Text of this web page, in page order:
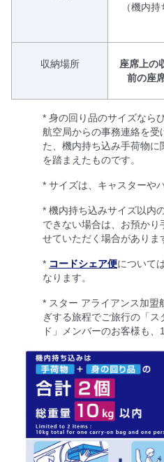
（機内
収納場所 座席上の
前の座
* 身の回り品のサイズなら
航空局からの事務連絡を
た、機内持ち込み手荷物
を踏まえたものです。
* サイズは、キャスターや
* 機内持ち込みサイズ以内
できない場合は、お預かり
せていただく場合がありま
* コードシェア便について
なります。
* スター アライアンス加盟
ぎする旅程でご旅行の「
ド」メンバーのお客様も、